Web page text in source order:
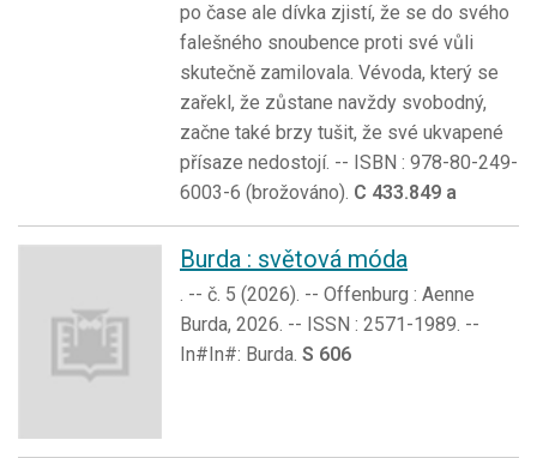
po čase ale dívka zjistí, že se do svého
falešného snoubence proti své vůli
skutečně zamilovala. Vévoda, který se
zařekl, že zůstane navždy svobodný,
začne také brzy tušit, že své ukvapené
přísaze nedostojí. -- ISBN : 978-80-249-
6003-6 (brožováno). C 433.849 a
Burda : světová móda
. -- č. 5 (2026). -- Offenburg : Aenne
Burda, 2026. -- ISSN : 2571-1989. --
In#In#: Burda. S 606